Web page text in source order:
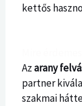
kettős
Azarany
partner
szakmai